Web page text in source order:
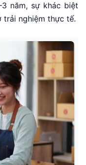
năm, sự khác biệt
trải nghiệm thực tế.